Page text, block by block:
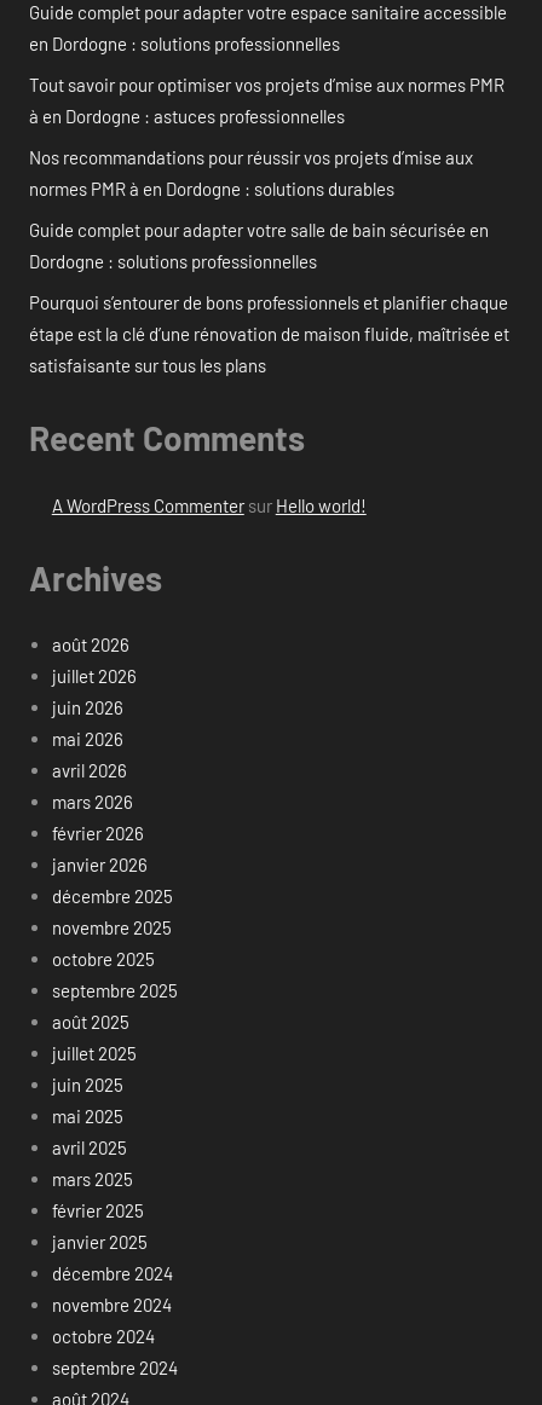
Guide complet pour adapter votre espace sanitaire accessible
en Dordogne : solutions professionnelles
Tout savoir pour optimiser vos projets d’mise aux normes PMR
à en Dordogne : astuces professionnelles
Nos recommandations pour réussir vos projets d’mise aux
normes PMR à en Dordogne : solutions durables
Guide complet pour adapter votre salle de bain sécurisée en
Dordogne : solutions professionnelles
Pourquoi s’entourer de bons professionnels et planifier chaque
étape est la clé d’une rénovation de maison fluide, maîtrisée et
satisfaisante sur tous les plans
Recent Comments
A WordPress Commentersur Hello world!
Archives
août 2026
juillet 2026
juin 2026
mai 2026
avril 2026
mars 2026
février 2026
janvier 2026
décembre 2025
novembre 2025
octobre 2025
septembre 2025
août 2025
juillet 2025
juin 2025
mai 2025
avril 2025
mars 2025
février 2025
janvier 2025
décembre 2024
novembre 2024
octobre 2024
septembre 2024
août 2024